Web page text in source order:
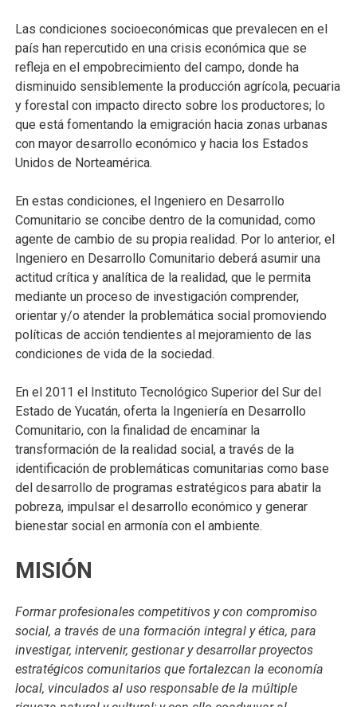
Las condiciones socioeconómicas que prevalecen en el
país han repercutido en una crisis económica que se
refleja en el empobrecimiento del campo, donde ha
disminuido sensiblemente la producción agrícola, pecuaria
y forestal con impacto directo sobre los productores; lo
que está fomentando la emigración hacia zonas urbanas
con mayor desarrollo económico y hacia los Estados
Unidos de Norteamérica.
En estas condiciones, el Ingeniero en Desarrollo
Comunitario se concibe dentro de la comunidad, como
agente de cambio de su propia realidad. Por lo anterior, el
Ingeniero en Desarrollo Comunitario deberá asumir una
actitud crítica y analítica de la realidad, que le permita
mediante un proceso de investigación comprender,
orientar y/o atender la problemática social promoviendo
políticas de acción tendientes al mejoramiento de las
condiciones de vida de la sociedad.
En el 2011 el Instituto Tecnológico Superior del Sur del
Estado de Yucatán, oferta la Ingeniería en Desarrollo
Comunitario, con la finalidad de encaminar la
transformación de la realidad social, a través de la
identificación de problemáticas comunitarias como base
del desarrollo de programas estratégicos para abatir la
pobreza, impulsar el desarrollo económico y generar
bienestar social en armonía con el ambiente.
MISIÓN
Formar profesionales competitivos y con compromiso
social, a través de una formación integral y ética, para
investigar, intervenir, gestionar y desarrollar proyectos
estratégicos comunitarios que fortalezcan la economía
local, vinculados al uso responsable de la múltiple